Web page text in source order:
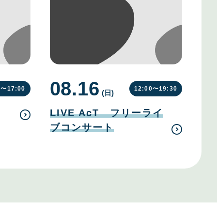
17:00
LIVE AcT フリーライ
ブコンサート
08.16
月
16
日
(日曜
)
12:00〜19:30